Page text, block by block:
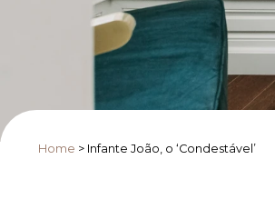
Home > Infante João, o ‘Condestável’